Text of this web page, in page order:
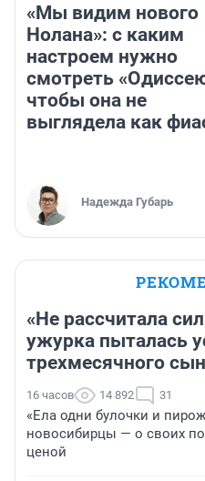
«Мы видим нового
Нолана»: с каким
настроем нужно
смотреть
чтобы она не
выглядела как
Надежда Губарь
«Не рассчитала
ужурка пыталась
трехмесячного
16 часов 14 892 31
«Ела одни булочки и
новосибирцы — о своих
ценой